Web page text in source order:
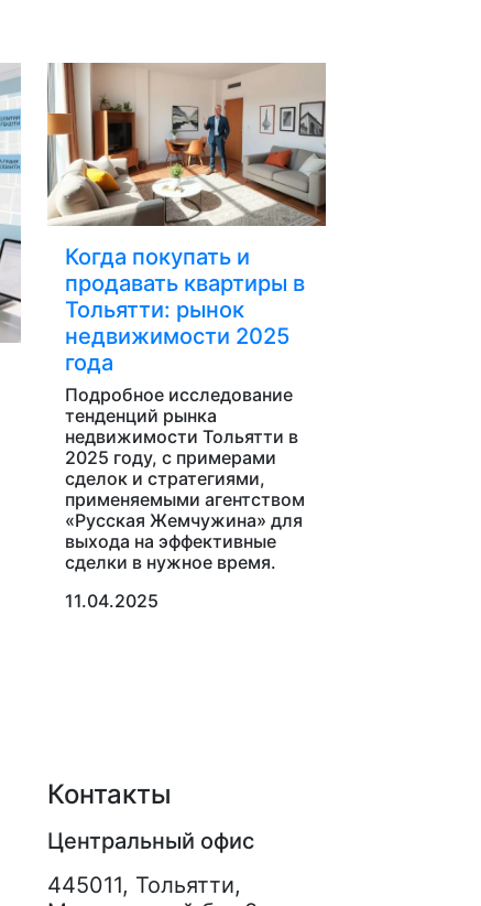
Когда покупать и
продавать квартиры в
Тольятти: рынок
недвижимости 2025
года
Подробное исследование
тенденций рынка
недвижимости Тольятти в
2025 году, с примерами
сделок и стратегиями,
применяемыми агентством
«Русская Жемчужина» для
выхода на эффективные
сделки в нужное время.
11.04.2025
Контакты
Центральный офис
445011, Тольятти,